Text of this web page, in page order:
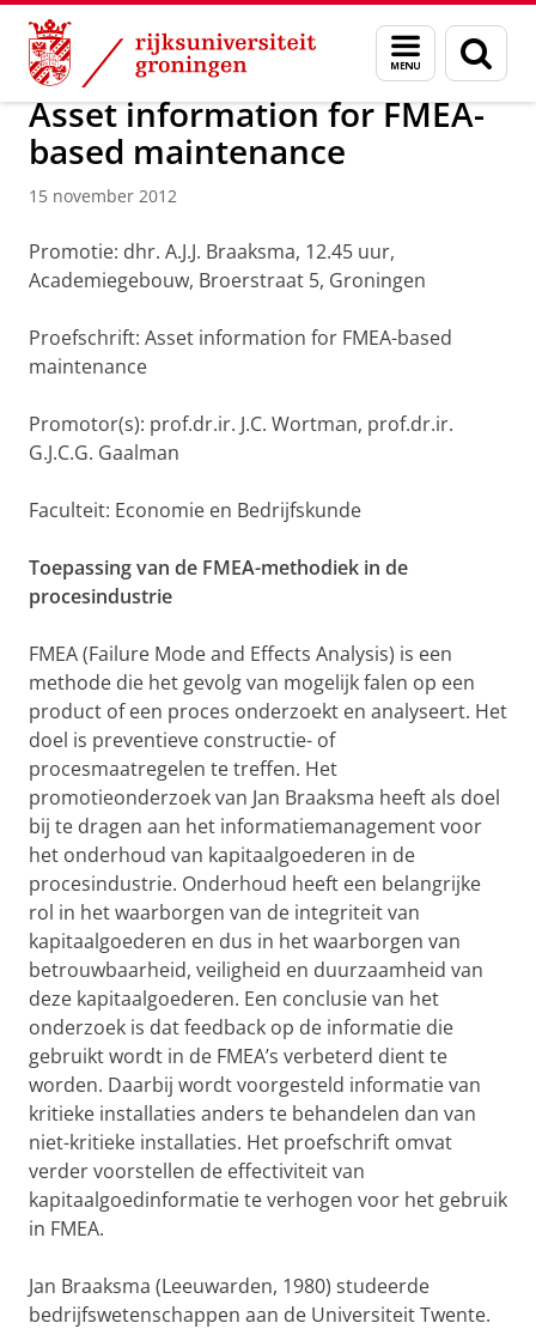
Skip
Content
Skip
Navigation
Menu
en
zoeken
Over ons Actueel Nieuws Nieuwsberichten
Asset information for FMEA-
based maintenance
15 november 2012
Promotie: dhr. A.J.J. Braaksma, 12.45 uur,
Academiegebouw, Broerstraat 5, Groningen
Proefschrift: Asset information for FMEA-based
maintenance
Promotor(s): prof.dr.ir. J.C. Wortman, prof.dr.ir.
G.J.C.G. Gaalman
Faculteit: Economie en Bedrijfskunde
Toepassing van de FMEA-methodiek in de
procesindustrie
FMEA (Failure Mode and Effects Analysis) is een
methode die het gevolg van mogelijk falen op een
product of een proces onderzoekt en analyseert. Het
doel is preventieve constructie- of
procesmaatregelen te treffen. Het
promotieonderzoek van Jan Braaksma heeft als doel
bij te dragen aan het informatiemanagement voor
het onderhoud van kapitaalgoederen in de
procesindustrie. Onderhoud heeft een belangrijke
rol in het waarborgen van de integriteit van
kapitaalgoederen en dus in het waarborgen van
betrouwbaarheid, veiligheid en duurzaamheid van
deze kapitaalgoederen. Een conclusie van het
onderzoek is dat feedback op de informatie die
gebruikt wordt in de FMEA’s verbeterd dient te
worden. Daarbij wordt voorgesteld informatie van
kritieke installaties anders te behandelen dan van
niet-kritieke installaties. Het proefschrift omvat
verder voorstellen de effectiviteit van
kapitaalgoedinformatie te verhogen voor het gebruik
in FMEA.
Jan Braaksma (Leeuwarden, 1980) studeerde
bedrijfswetenschappen aan de Universiteit Twente.